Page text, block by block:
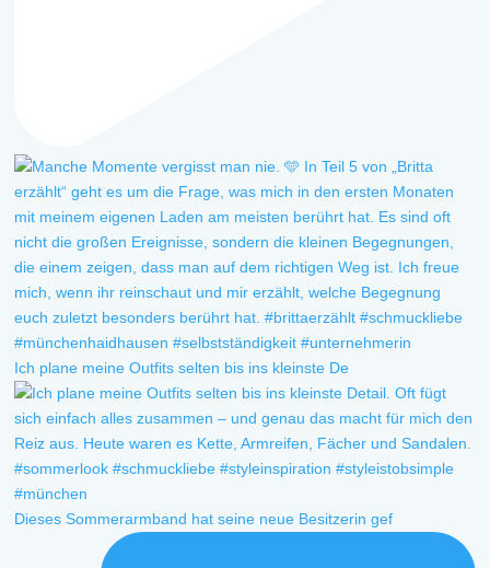
Ich plane meine Outfits selten bis ins kleinste De
Dieses Sommerarmband hat seine neue Besitzerin gef